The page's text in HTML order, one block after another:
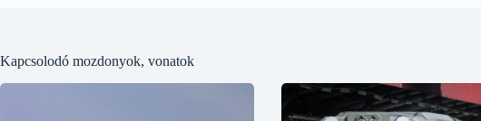
Kapcsolodó mozdonyok, vonatok